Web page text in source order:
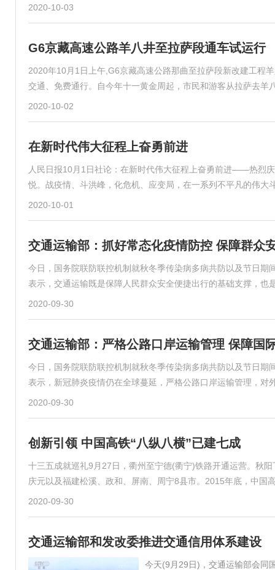
2020-10-03
G6京藏高速公路羊八井至拉萨段通车试运行
2020年10月1日上午,G6京藏高速公路那曲至拉萨段新改建工程
交通、免费通行。自今年十一黄金周起，市民和游客从拉萨去羊
2020-10-02
在新时代伟大征程上奋勇前进
人民日报10月1日社论：在新时代伟大征程上奋勇前进——热烈
悦。战疫情、斗洪峰，化危机、应变局，在一系列不平凡的伟大
2020-10-01
交通运输部：抓好常态化疫情防控 保障群众
今日，国务院联防联控机制就秋冬季传染病多病共防以及节日
表示，交通运输既是保障人民群众安全便捷出行的基础支撑，也
2020-09-30
交通运输部：严格公路口岸运输管理 保障国
今日，国务院联防联控机制就秋冬季传染病多病共防以及节日
表示，新冠肺炎疫情仍在全球蔓延，严格公路口岸运输管理，对
2020-09-30
创新引领 中国高铁“八纵八横”已建七成
十三五成就巡礼9月27日，衢州至宁德(衢宁)铁路开通运营。秋
庆元以及福建松溪、政和、屏南、周宁8县市。2015年底，中国
2020-09-30
交通运输部和发改委推进交通信用体系建设
今天(9月29日)，交通运输部会同